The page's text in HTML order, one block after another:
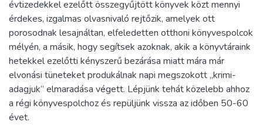
évtizedekkel ezelőtt összegyűjtött könyvek közt mennyi
érdekes, izgalmas olvasnivaló rejtőzik, amelyek ott
porosodnak lesajnáltan, elfeledetten otthoni könyvespolcok
mélyén, a másik, hogy segítsek azoknak, akik a könyvtáraink
hetekkel ezelőtti kényszerű bezárása miatt mára már
elvonási tüneteket produkálnak napi megszokott „krimi-
adagjuk” elmaradása végett. Lépjünk tehát közelebb ahhoz
a régi könyvespolchoz és repüljünk vissza az időben 50-60
évet.